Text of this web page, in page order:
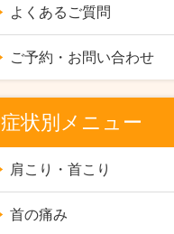
よくあるご質問
ご予約・お問い合わせ
症状別メニュー
肩こり・首こり
首の痛み